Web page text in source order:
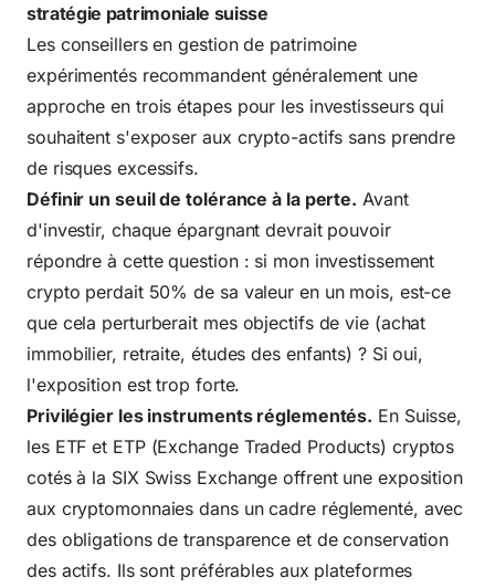
stratégie patrimoniale suisse
Les conseillers en gestion de patrimoine
expérimentés recommandent généralement une
approche en trois étapes pour les investisseurs qui
souhaitent s'exposer aux crypto-actifs sans prendre
de risques excessifs.
Définir un seuil de tolérance à la perte. Avant
d'investir, chaque épargnant devrait pouvoir
répondre à cette question : si mon investissement
crypto perdait 50% de sa valeur en un mois, est-ce
que cela perturberait mes objectifs de vie (achat
immobilier, retraite, études des enfants) ? Si oui,
l'exposition est trop forte.
Privilégier les instruments réglementés. En Suisse,
les ETF et ETP (Exchange Traded Products) cryptos
cotés à la SIX Swiss Exchange offrent une exposition
aux cryptomonnaies dans un cadre réglementé, avec
des obligations de transparence et de conservation
des actifs. Ils sont préférables aux plateformes